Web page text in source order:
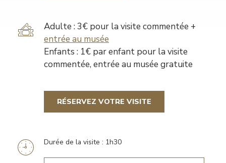
Tarif
Adulte : 3€ pour la visite commentée +
entrée au musée
Enfants : 1€ par enfant pour la visite
commentée, entrée au musée gratuite
RÉSERVEZ VOTRE VISITE
Information
horaires
Durée de la visite : 1h30